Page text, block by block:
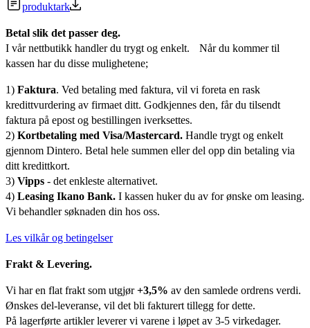
produktark
Betal slik det passer deg.
I vår nettbutikk handler du trygt og enkelt. Når du kommer til
kassen har du disse mulighetene;
1) Faktura. Ved betaling med faktura, vil vi foreta en rask
kredittvurdering av firmaet ditt. Godkjennes den, får du tilsendt
faktura på epost og bestillingen iverksettes.
2) Kortbetaling med Visa/Mastercard. Handle trygt og enkelt
gjennom Dintero. Betal hele summen eller del opp din betaling via
ditt kredittkort.
3) Vipps - det enkleste alternativet.
4) Leasing Ikano Bank. I kassen huker du av for ønske om leasing.
Vi behandler søknaden din hos oss.
Les vilkår og betingelser
Frakt & Levering.
Vi har en flat frakt som utgjør+3,5% av den samlede ordrens verdi.
Ønskes del-leveranse, vil det bli fakturert tillegg for dette.
På lagerførte artikler leverer vi varene i løpet av 3-5 virkedager.